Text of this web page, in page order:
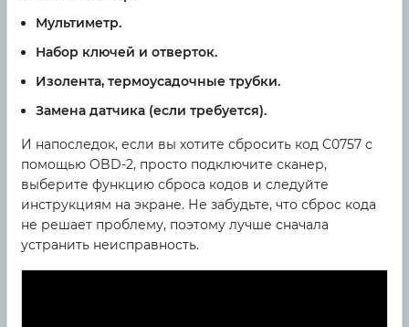
Мультиметр.
Набор ключей и отверток.
Изолента, термоусадочные трубки.
Замена датчика (если требуется).
И напоследок, если вы хотите сбросить код C0757 с
помощью OBD-2, просто подключите сканер,
выберите функцию сброса кодов и следуйте
инструкциям на экране. Не забудьте, что сброс кода
не решает проблему, поэтому лучше сначала
устранить неисправность.